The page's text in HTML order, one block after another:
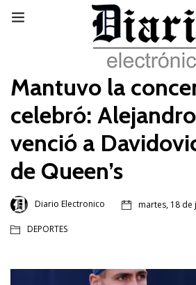
Mantuvo la
celebró:
venció a
de Queen’s
Diario Electronico martes, 18 de
DEPORTES